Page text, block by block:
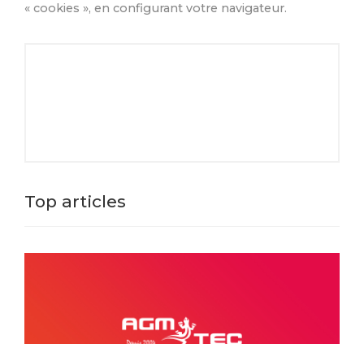
« cookies », en configurant votre navigateur.
Top articles